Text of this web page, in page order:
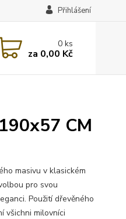
Přihlášení
0ks
za 0,00 Kč
CM
masivu v klasickém
pro svou
Použití dřevěného
všichni milovníci